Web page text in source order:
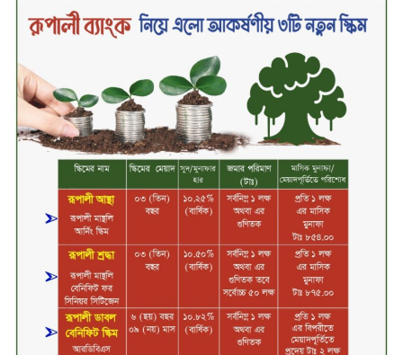
ডিজিটাল স্ক্রিন ছেড়ে ফসলের মাঠে
শিক্ষার্থীরা; টাঙ্গাইলের মহিষমারা কলেজে
শান্তা পিনাকলে প্রিমিয়ার ব্যাংকের বোর্ড
সভা অনুষ্ঠিত
কাফরুলে মুক্তিযোদ্ধা কল্যাণ সমিতিতে
ইশতিয়াক আজিজ উলফাতের কোটি
টাকার দুর্নীতি, ফ্ল্যাট দখলের অপচেষ্টা ও
ব্যাংকিং খাত স্থিতিশীল করতে ১৮ মাসের
পরিকল্পনা কেন্দ্রীয় ব্যাংকের